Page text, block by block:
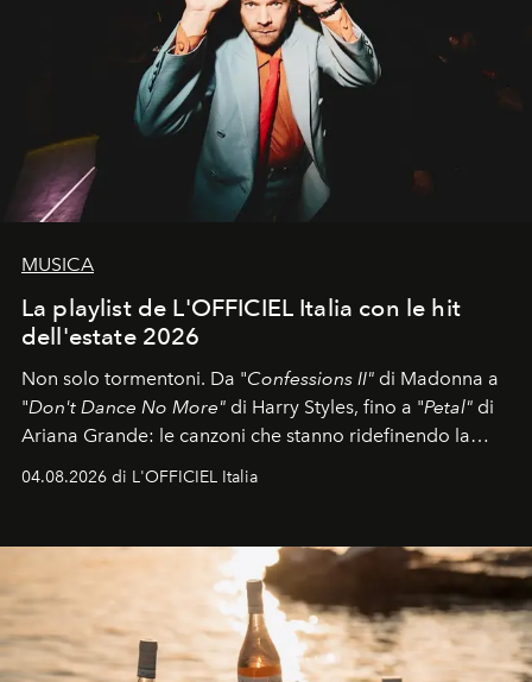
MUSICA
La playlist de L'OFFICIEL Italia con le hit
dell'estate 2026
Non solo tormentoni. Da "Confessions II" di Madonna a
"Don't Dance No More" di Harry Styles, fino a "Petal" di
Ariana Grande: le canzoni che stanno ridefinendo la
colonna sonora della stagione.
04.08.2026 di L'OFFICIEL Italia